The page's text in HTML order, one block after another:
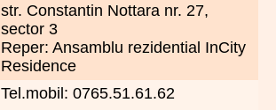
str. Constantin Nottara nr. 27,
sector 3
Reper: Ansamblu rezidential InCity
Residence
Tel.mobil: 0765.51.61.62